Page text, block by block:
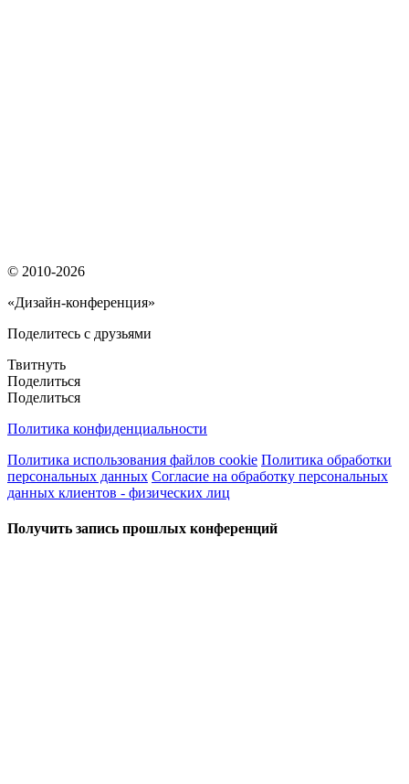
© 2010-2026
«Дизайн-конференция»
Поделитесь с друзьями
Твитнуть
Поделиться
Поделиться
Политика конфиденциальности
Политика использования файлов cookie Политика обработки
персональных данных Согласие на обработку персональных
данных клиентов - физических лиц
Получить запись прошлых конференций